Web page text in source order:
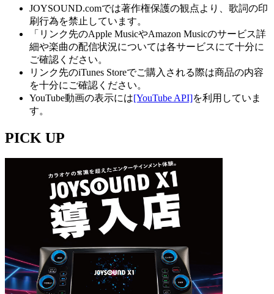
JOYSOUND.comでは著作権保護の観点より、歌詞の印
刷行為を禁止しています。
「リンク先のApple MusicやAmazon Musicのサービス詳
細や楽曲の配信状況については各サービスにて十分に
ご確認ください。
リンク先のiTunes Storeでご購入される際は商品の内容
を十分にご確認ください。
YouTube動画の表示には[YouTube API]を利用していま
す。
PICK UP